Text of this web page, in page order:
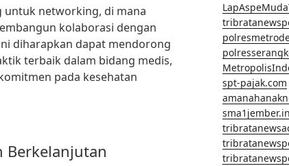
untuk networking, di mana
kolaborasi dengan
diharapkan dapat mendorong
terbaik dalam bidang medis,
pada kesehatan
Berkelanjutan
spt-pajak.com